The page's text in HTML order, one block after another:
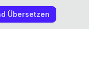
Übersetzen